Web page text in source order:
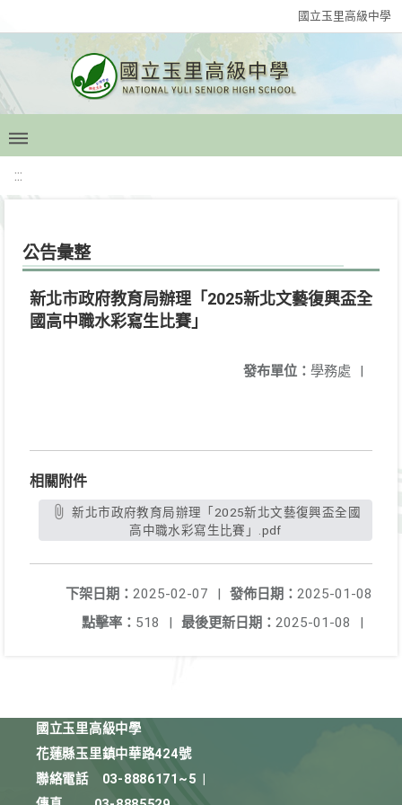
國立玉里高級中學
:::
公告彙整
新北市政府教育局辦理「2025新北文藝復興盃全
國高中職水彩寫生比賽」
發布單位： 學務處 |
相關附件
新北市政府教育局辦理「2025新北文藝復興盃全國
高中職水彩寫生比賽」.pdf
發佈日期： 2025-01-08
下架日期： 2025-02-07
|
最後更新日期： 2025-01-08 |
點擊率： 518 |
國立玉里高級中學
花蓮縣玉里鎮中華路424號
聯絡電話
03-8886171~5